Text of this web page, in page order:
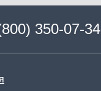
350-07-34